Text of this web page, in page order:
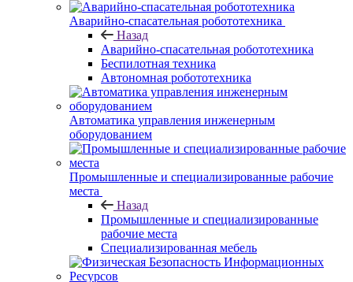
Аварийно-спасательная робототехника
Назад
Аварийно-спасательная робототехника
Беспилотная техника
Автономная робототехника
Автоматика управления инженерным
оборудованием
Промышленные и специализированные рабочие
места
Назад
Промышленные и специализированные
рабочие места
Специализированная мебель